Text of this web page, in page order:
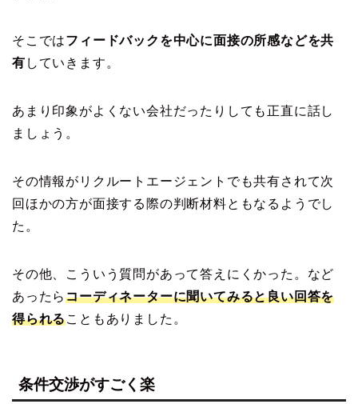
そこではフィードバックを中心に面接の所感などを共
有 していきます。
あまり印象がよくない会社だったりしても正直に話し
ましょう。
その情報がリクルートエージェントでも共有されて次
回ほかの方が面接する際の判断材料ともなるようでし
た。
その他、こういう質問があって答えにくかった。など
あったらコーディネーターに聞いてみると良い回答を
得られることもありました。
条件交渉がすごく楽